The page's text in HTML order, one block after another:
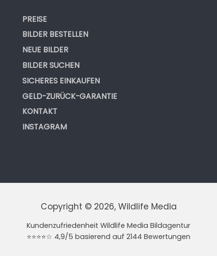
PREISE
BILDER BESTELLEN
NEUE BILDER
BILDER SUCHEN
SICHERES EINKAUFEN
GELD-ZURÜCK-GARANTIE
KONTAKT
INSTAGRAM
Copyright © 2026, Wildlife Media
Kundenzufriedenheit Wildlife Media Bildagentur
⭐⭐⭐⭐☆ 4,9/5 basierend auf 2144 Bewertungen